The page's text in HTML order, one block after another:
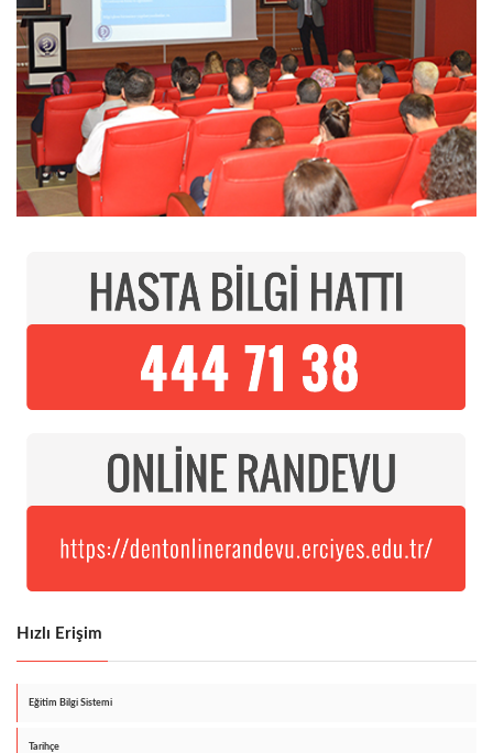
Hızlı Erişim
Eğitim Bilgi Sistemi
Tarihçe